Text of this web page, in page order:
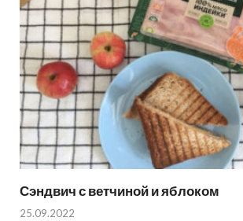
Сэндвич с ветчиной и яблоком
25.09.2022